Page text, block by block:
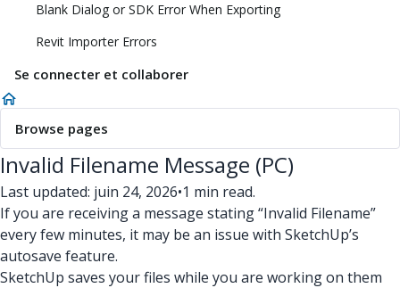
Blank Dialog or SDK Error When Exporting
Revit Importer Errors
Se connecter et collaborer
Browse pages
Invalid Filename Message (PC)
Last updated: juin 24, 2026•1 min read.
If you are receiving a message stating “Invalid Filename”
every few minutes, it may be an issue with SketchUp’s
autosave feature.
SketchUp saves your files while you are working on them